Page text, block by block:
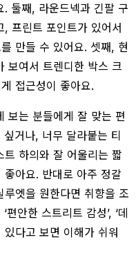
둘째, 라운드넥과 긴팔 구
프린트 포인트가 있어서
만들 수 있어요. 셋째, 현
보여서 트렌디한 박스 크
접근성이 좋아요.
보는 분들에게 잘 맞는 편
거나, 너무 달라붙는 티
하의와 잘 어울리는 짧
아요. 반대로 아주 정갈
엣을 원한다면 취향을 조
안한 스트리트 감성’, ‘데
있다고 보면 이해가 쉬워